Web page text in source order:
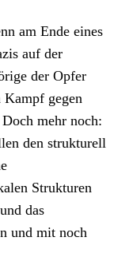
am Ende eines
auf der
der Opfer
Kampf gegen
mehr noch:
den strukturell
Strukturen
das
und mit noch